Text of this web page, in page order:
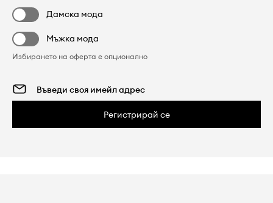
Дамска мода
Мъжка мода
Избирането на оферта е опционално
Регистрирай се